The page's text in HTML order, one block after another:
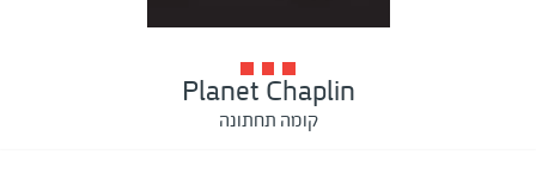
Planet Chaplin
קומה תחתונה